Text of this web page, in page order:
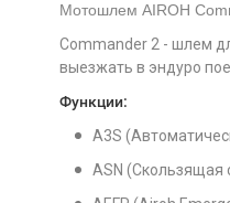
Мотошлем AIROH
Commander 2 - шлем
выезжать в эндуро
Функции:
A3S
ASN (Скользящая